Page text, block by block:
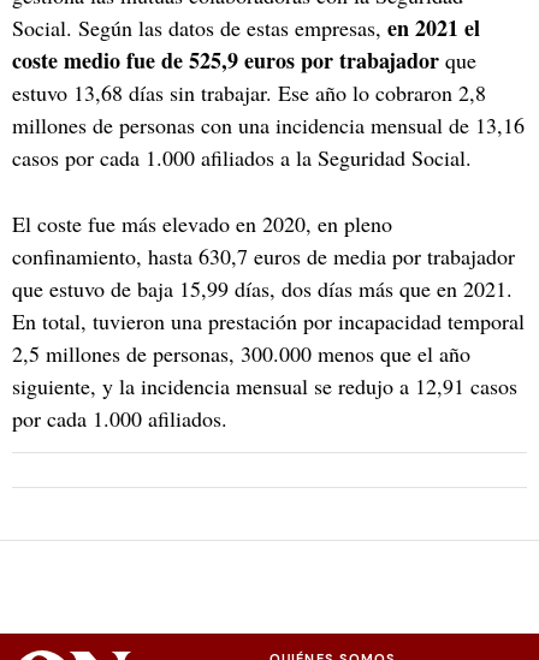
Social. Según las datos de estas empresas, en 2021 el
coste medio fue de 525,9 euros por trabajador que
estuvo 13,68 días sin trabajar. Ese año lo cobraron 2,8
millones de personas con una incidencia mensual de 13,16
casos por cada 1.000 afiliados a la Seguridad Social.
El coste fue más elevado en 2020, en pleno
confinamiento, hasta 630,7 euros de media por trabajador
que estuvo de baja 15,99 días, dos días más que en 2021.
En total, tuvieron una prestación por incapacidad temporal
2,5 millones de personas, 300.000 menos que el año
siguiente, y la incidencia mensual se redujo a 12,91 casos
por cada 1.000 afiliados.